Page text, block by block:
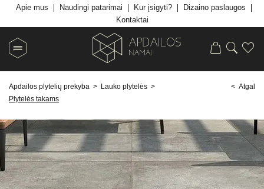
Apie mus Naudingi patarimai Kur įsigyti?
Dizaino paslaugos
Kontaktai
Apdailos plytelių prekyba > Lauko plytelės >
Plytelės takams
< Atgal